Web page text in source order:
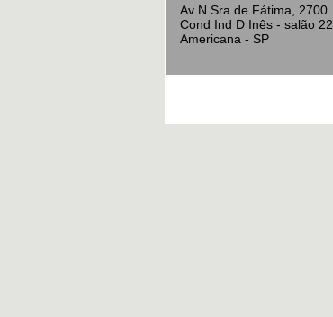
Av N Sra de Fátima, 2700
Cond Ind D Inês - salão 22
Americana - SP